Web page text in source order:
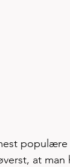
at